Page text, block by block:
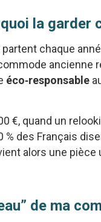
la garder
chaque
ancienne
éco‑responsable
€, quand un
% des Français
alors une pièce
de ma